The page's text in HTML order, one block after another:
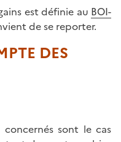
est définie au BOI-
de se reporter.
DES
sont le cas